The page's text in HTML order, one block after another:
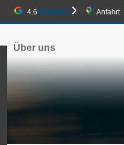
4.6 Google-Anfahrt
Über uns